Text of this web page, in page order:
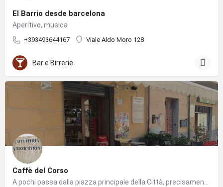
El Barrio desde barcelona
Aperitivo, musica
+393493644167 Viale Aldo Moro 128
Bar e Birrerie
Caffè del Corso
A pochi passa dalla piazza principale della Città, precisamente in Corso Umberto al n. 149, si trova il BAR…